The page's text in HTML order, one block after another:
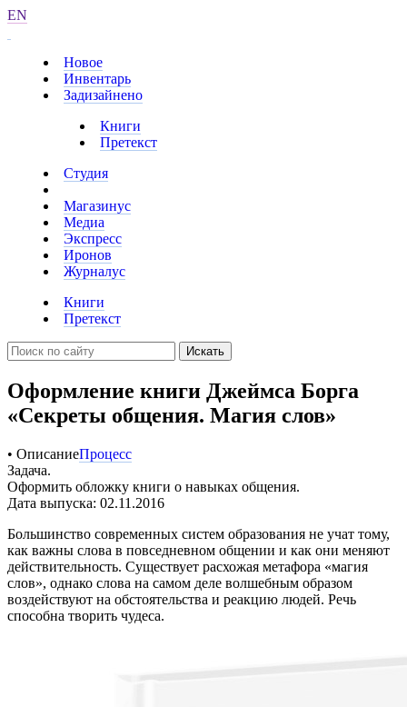
EN
Новое
Инвентарь
Задизайнено
Книги
Претекст
Студия
Магазинус
Медиа
Экспресс
Иронов
Журналус
Книги
Претекст
Искать
Оформление книги Джеймса Борга
«Секреты общения. Магия слов»
• ОписаниеПроцесс
Задача.
Оформить обложку книги о навыках общения.
Дата выпуска: 02.11.2016
Большинство современных систем образования не учат тому,
как важны слова в повседневном общении и как они меняют
действительность. Существует расхожая метафора «магия
слов», однако слова на самом деле волшебным образом
воздействуют на обстоятельства и реакцию людей. Речь
способна творить чудеса.